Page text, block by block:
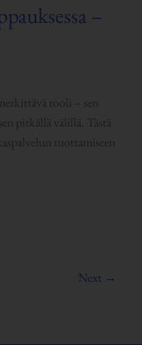
–
rooli – sen
pitkällä välillä. Tästä
tuottamiseen
Next →